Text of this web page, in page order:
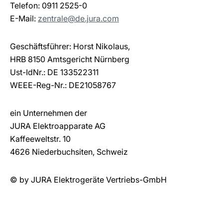
Telefon: 0911 2525-0
E-Mail: zentrale@de.jura.com
Geschäftsführer: Horst Nikolaus,
HRB 8150 Amtsgericht Nürnberg
Ust-IdNr.: DE 133522311
WEEE-Reg-Nr.: DE21058767
ein Unternehmen der
JURA Elektroapparate AG
Kaffeeweltstr. 10
4626 Niederbuchsiten, Schweiz
© by JURA Elektrogeräte Vertriebs-GmbH